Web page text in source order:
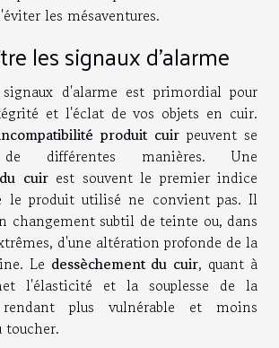
les mésaventures.
les signaux d'alarme
d'alarme est primordial pour
et l'éclat de vos objets en cuir.
produit cuir peuvent se
de différentes manières. Une
cuirest souvent le premier indice
le produit utilisé ne convient pas. Il
changement subtil de teinte ou, dans
d'une altération profonde de la
Le dessèchement du cuir, quant à
l'élasticité et la souplesse de la
plus vulnérable et moins
toucher.